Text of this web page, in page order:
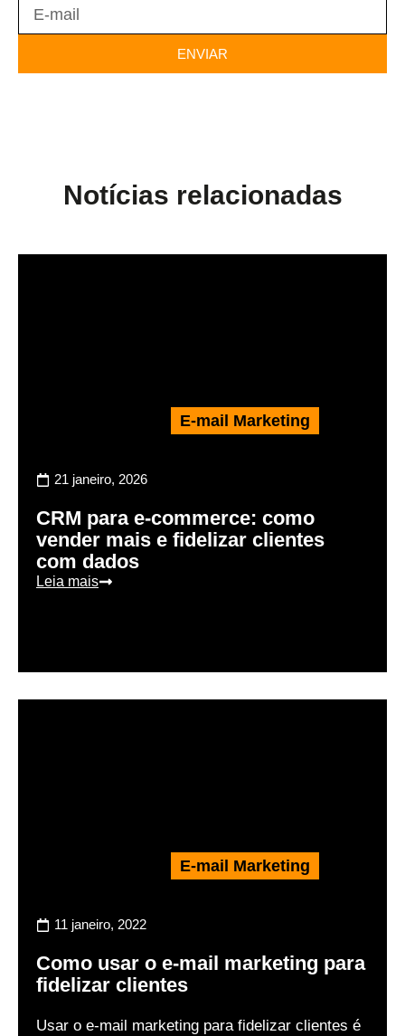
ENVIAR
Notícias relacionadas
E-mail Marketing
21 janeiro, 2026
CRM para e-commerce: como
vender mais e fidelizar clientes
com dados
Leia mais
E-mail Marketing
11 janeiro, 2022
Como usar o e-mail marketing para
fidelizar clientes
Usar o e-mail marketing para fidelizar clientes é